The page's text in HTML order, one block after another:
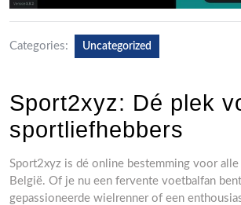
Categories: Uncategorized
Sport2xyz: Dé plek
sportliefhebbers
Sport2xyz is dé online bestemming voor
België. Of je nu een fervente voetbalfan
gepassioneerde wielrenner of een